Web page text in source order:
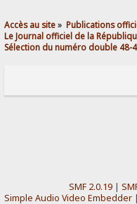
Accès au site» Publications
Le Journal officiel de la
Sélection du numéro double 48-
SMF 2.0.19|
Simple Audio Video Embedder |